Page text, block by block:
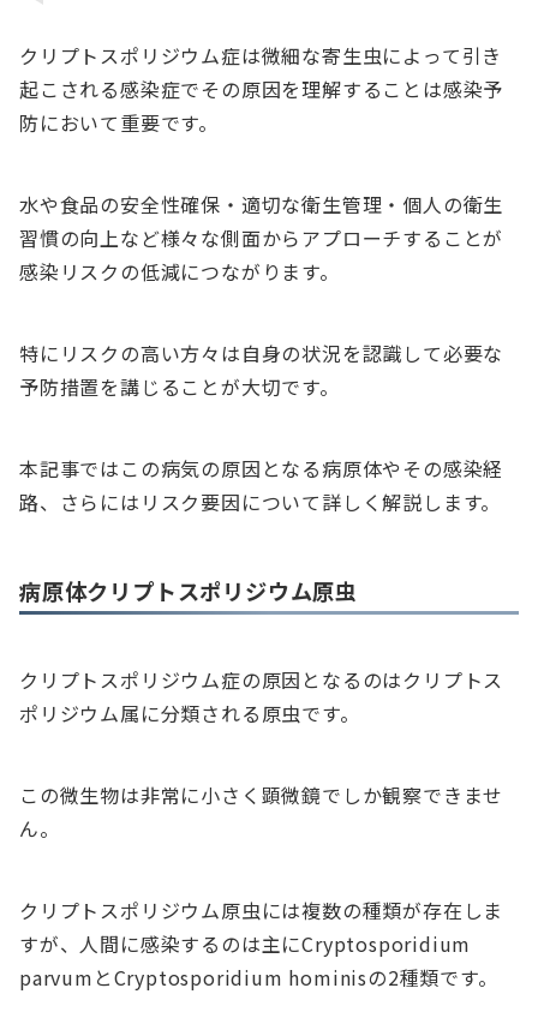
クリプトスポリジウム症は微細な寄生虫によって引き
起こされる感染症でその原因を理解することは感染予
防において重要です。
水や食品の安全性確保・適切な衛生管理・個人の衛生
習慣の向上など様々な側面からアプローチすることが
感染リスクの低減につながります。
特にリスクの高い方々は自身の状況を認識して必要な
予防措置を講じることが大切です。
本記事ではこの病気の原因となる病原体やその感染経
路、さらにはリスク要因について詳しく解説します。
病原体クリプトスポリジウム原虫
クリプトスポリジウム症の原因となるのはクリプトス
ポリジウム属に分類される原虫です。
この微生物は非常に小さく顕微鏡でしか観察できませ
ん。
クリプトスポリジウム原虫には複数の種類が存在しま
すが、人間に感染するのは主にCryptosporidium
parvumとCryptosporidium hominisの2種類です。